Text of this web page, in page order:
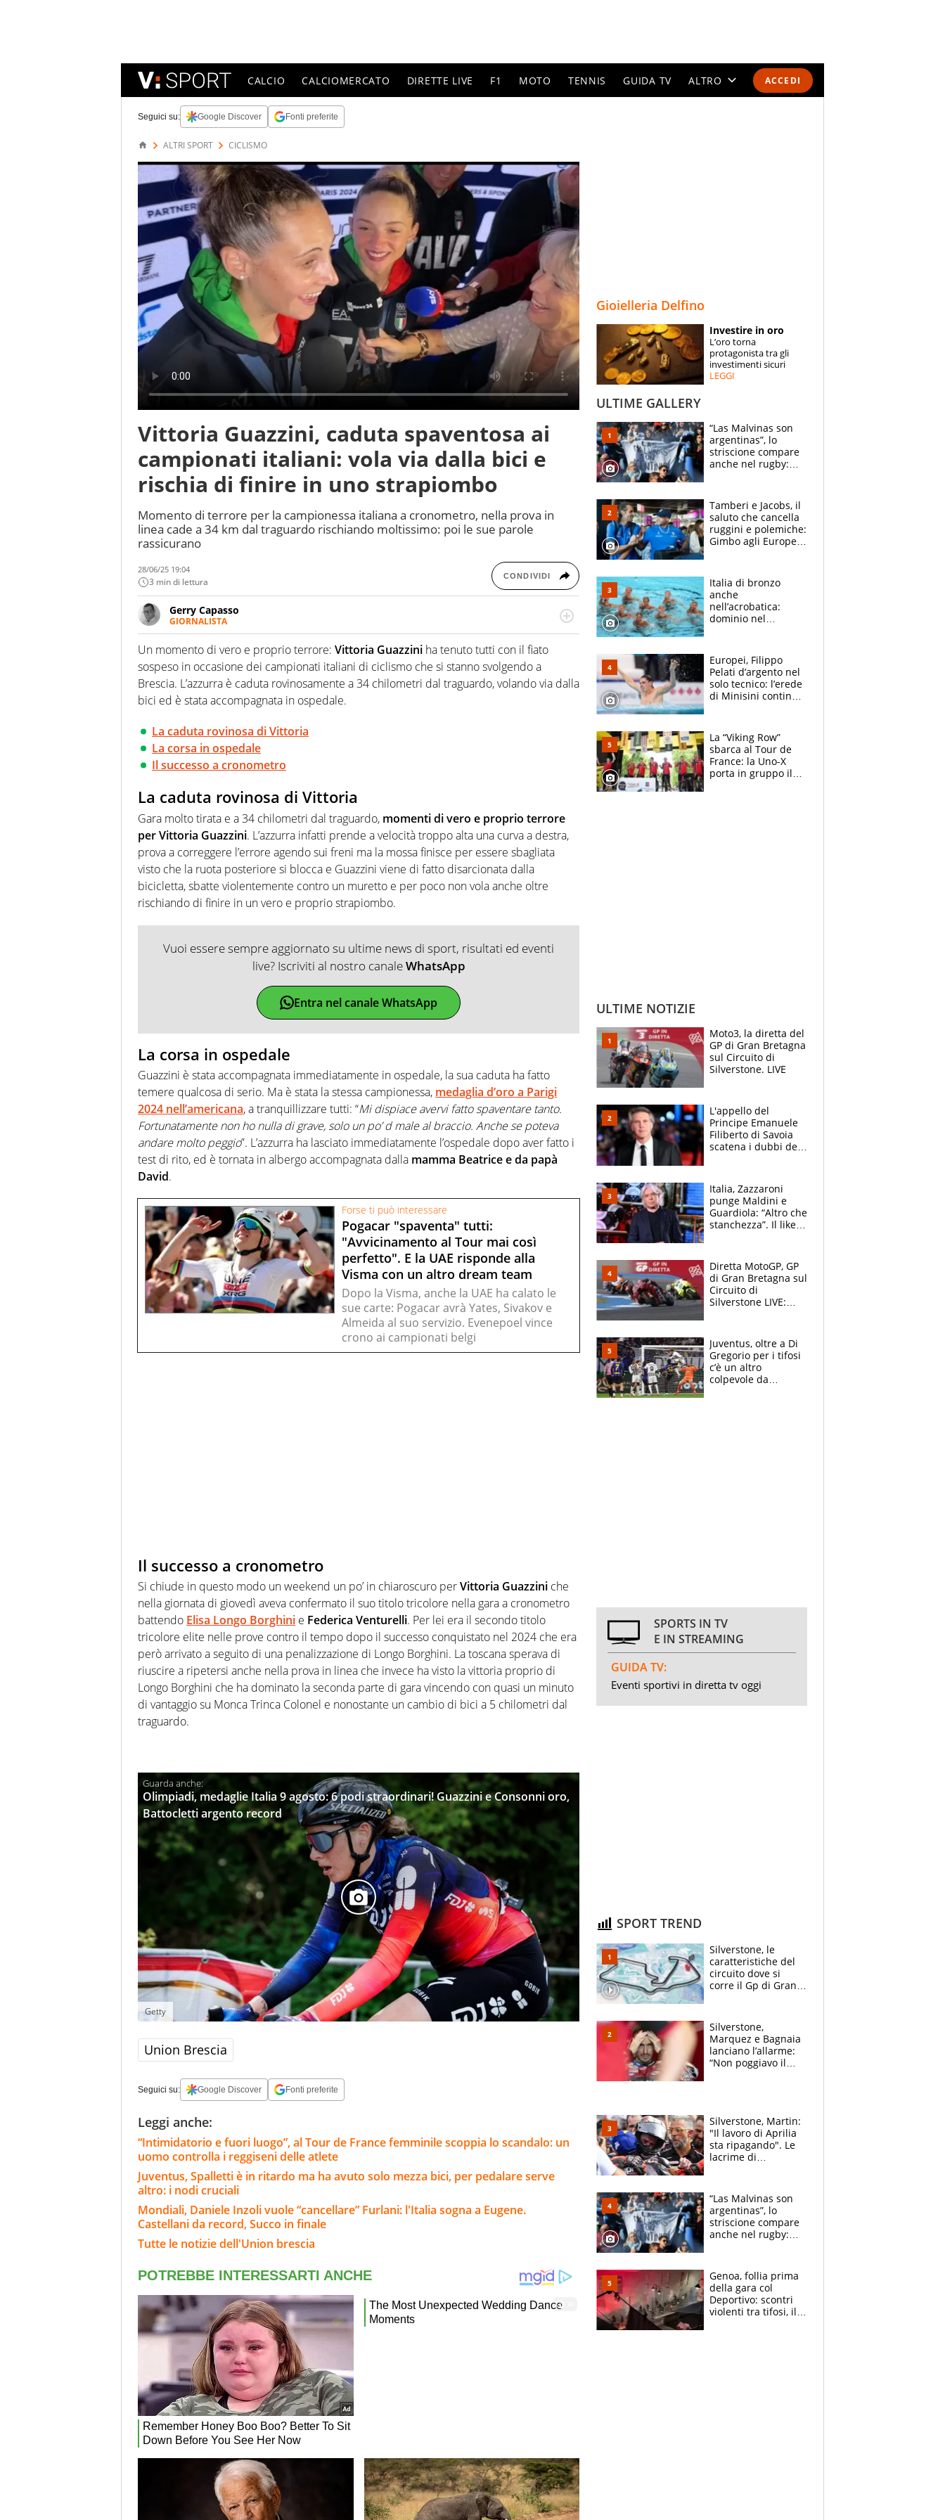
ACCEDI
CALCIO CALCIOMERCATO DIRETTE LIVE F1 MOTO TENNIS GUIDA TV ALTRO
SPECIALI
ESPERTI
Seguici su: Google Discover Fonti preferite
ALTRI SPORT CICLISMO
Vittoria Guazzini, caduta spaventosa ai
campionati italiani: vola via dalla bici e
rischia di finire in uno strapiombo
Momento di terrore per la campionessa italiana a cronometro, nella prova in
linea cade a 34 km dal traguardo rischiando moltissimo: poi le sue parole
rassicurano
28/06/25 19:04
3 min di lettura CONDIVIDI
Gerry Capasso
GIORNALISTA
Per lui gli sport americani non hanno segreti: basket, football, baseball e la capacità
innata di trovare la notizia dove altri non vedono granché
Un momento di vero e proprio terrore: Vittoria Guazzini ha tenuto tutti con il fiato
sospeso in occasione dei campionati italiani di ciclismo che si stanno svolgendo a
Brescia. L’azzurra è caduta rovinosamente a 34 chilometri dal traguardo, volando via dalla
bici ed è stata accompagnata in ospedale.
La caduta rovinosa di Vittoria
La corsa in ospedale
Il successo a cronometro
La caduta rovinosa di Vittoria
Gara molto tirata e a 34 chilometri dal traguardo, momenti di vero e proprio terrore
per Vittoria Guazzini. L’azzurra infatti prende a velocità troppo alta una curva a destra,
prova a correggere l’errore agendo sui freni ma la mossa finisce per essere sbagliata
visto che la ruota posteriore si blocca e Guazzini viene di fatto disarcionata dalla
bicicletta, sbatte violentemente contro un muretto e per poco non vola anche oltre
rischiando di finire in un vero e proprio strapiombo.
Vuoi essere sempre aggiornato su ultime news di sport, risultati ed eventi
live? Iscriviti al nostro canaleWhatsApp
Entra nel canale WhatsApp
La corsa in ospedale
Guazzini è stata accompagnata immediatamente in ospedale, la sua caduta ha fatto
temere qualcosa di serio. Ma è stata la stessa campionessa, medaglia d’oro a Parigi
2024 nell’americana, a tranquillizzare tutti: “Mi dispiace avervi fatto spaventare tanto.
Fortunatamente non ho nulla di grave, solo un po’ d male al braccio. Anche se poteva
andare molto peggio”. L’azzurra ha lasciato immediatamente l’ospedale dopo aver fatto i
test di rito, ed è tornata in albergo accompagnata dalla mamma Beatrice e da papà
David.
Forse ti può interessare
Pogacar "spaventa" tutti:
"Avvicinamento al Tour mai così
perfetto". E la UAE risponde alla
Visma con un altro dream team
Dopo la Visma, anche la UAE ha calato le
sue carte: Pogacar avrà Yates, Sivakov e
Almeida al suo servizio. Evenepoel vince
crono ai campionati belgi
Il successo a cronometro
Si chiude in questo modo un weekend un po’ in chiaroscuro perVittoria Guazzini che
nella giornata di giovedì aveva confermato il suo titolo tricolore nella gara a cronometro
battendo Elisa Longo Borghini e Federica Venturelli. Per lei era il secondo titolo
tricolore elite nelle prove contro il tempo dopo il successo conquistato nel 2024 che era
però arrivato a seguito di una penalizzazione di Longo Borghini. La toscana sperava di
riuscire a ripetersi anche nella prova in linea che invece ha visto la vittoria proprio di
Longo Borghini che ha dominato la seconda parte di gara vincendo con quasi un minuto
di vantaggio su Monca Trinca Colonel e nonostante un cambio di bici a 5 chilometri dal
traguardo.
Olimpiadi, medaglie Italia 9 agosto: 6 podi straordinari! Guazzini e Consonni oro,
Battocletti argento record
Getty
Union Brescia
Seguici su: Google Discover Fonti preferite
Leggi anche:
“Intimidatorio e fuori luogo”, al Tour de France femminile scoppia lo scandalo: un
uomo controlla i reggiseni delle atlete
Juventus, Spalletti è in ritardo ma ha avuto solo mezza bici, per pedalare serve
altro: i nodi cruciali
Mondiali, Daniele Inzoli vuole “cancellare” Furlani: l'Italia sogna a Eugene.
Castellani da record, Succo in finale
Tutte le notizie dell'Union brescia
Gioielleria Delfino
Investire in oro
L’oro torna
protagonista tra gli
investimenti sicuri
LEGGI
ULTIME GALLERY
“Las Malvinas son
argentinas”, lo
striscione compare
anche nel rugby:
un caso
Tamberi e Jacobs, il
saluto che cancella
ruggini e polemiche:
Gimbo agli Europei
Italia di bronzo
anche
nell’acrobatica:
dominio nel
e compagni
continuare
Europei, Filippo
Pelati d’argento nel
solo tecnico: l’erede
di Minisini continua
mirino
La “Viking Row”
sbarca al Tour de
France: la Uno-X
porta in gruppo il
ULTIME NOTIZIE
Moto3, la diretta del
GP di Gran Bretagna
sul Circuito di
Silverstone. LIVE
L'appello del
Principe Emanuele
Filiberto di Savoia
scatena i dubbi dei
Italia, Zazzaroni
punge Maldini e
Guardiola: “Altro che
stanchezza”. Il like
Diretta MotoGP, GP
di Gran Bretagna sul
Circuito di
Silverstone LIVE:
un Bezzecchi
stremato
Juventus, oltre a Di
Gregorio per i tifosi
c’è un altro
colpevole da
SPORTS IN TV
E IN STREAMING
GUIDA TV:
Eventi sportivi in diretta tv oggi
SPORT TREND
Silverstone, le
caratteristiche del
circuito dove si
corre il Gp di Gran
Silverstone,
Marquez e Bagnaia
lanciano l’allarme:
“Non poggiavo il
Silverstone, Martin:
"Il lavoro di Aprilia
sta ripagando". Le
lacrime di
la gara domani"
“Las Malvinas son
argentinas”, lo
striscione compare
anche nel rugby:
un caso
Genoa, follia prima
della gara col
Deportivo: scontri
violenti tra tifosi, il